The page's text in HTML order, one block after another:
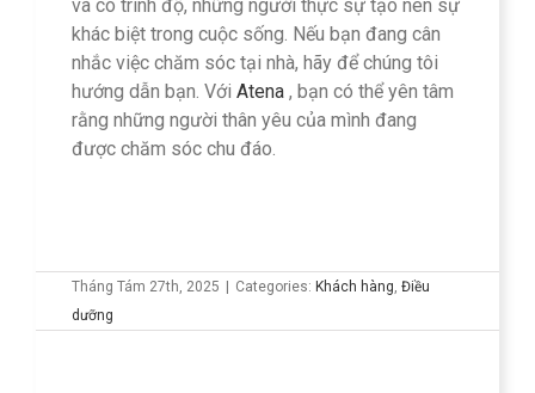
và có trình độ, những người thực sự tạo nên sự
khác biệt trong cuộc sống. Nếu bạn đang cân
nhắc việc chăm sóc tại nhà, hãy để chúng tôi
hướng dẫn bạn. Với Atena , bạn có thể yên tâm
rằng những người thân yêu của mình đang
được chăm sóc chu đáo.
Tháng Tám 27th, 2025 Categories: Khách hàng, Điều
dưỡng